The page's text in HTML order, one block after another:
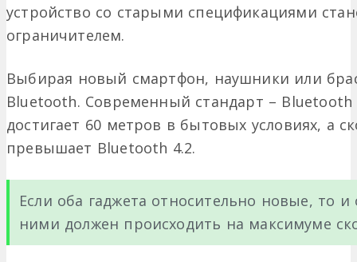
устройство со старыми спецификациями
ограничителем.
Выбирая новый смартфон, наушники или
Bluetooth. Современный стандарт – Bluetooth
достигает 60 метров в бытовых условиях, а
превышает Bluetooth 4.2.
Если оба гаджета относительно новые, то
ними должен происходить на максимуме